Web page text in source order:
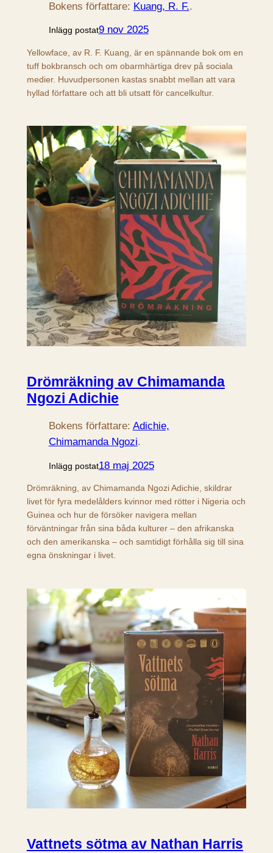
Bokens författare: Kuang, R. F..
Inlägg postat9 nov 2025
Yellowface, av R. F. Kuang, är en spännande bok om en
tuff bokbransch och om obarmhärtiga drev på sociala
medier. Huvudpersonen kastas snabbt mellan att vara
hyllad författare och att bli utsatt för cancelkultur.
Drömräkning av Chimamanda
Ngozi Adichie
Bokens författare: Adichie,
Chimamanda Ngozi.
Inlägg postat18 maj 2025
Drömräkning, av Chimamanda Ngozi Adichie, skildrar
livet för fyra medelålders kvinnor med rötter i Nigeria och
Guinea och hur de försöker navigera mellan
förväntningar från sina båda kulturer – den afrikanska
och den amerikanska – och samtidigt förhålla sig till sina
egna önskningar i livet.
Vattnets sötma av Nathan Harris